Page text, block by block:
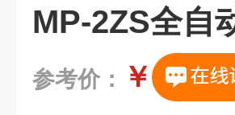
MP-2ZS全自
参考价： ￥